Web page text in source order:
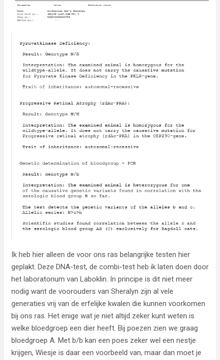
Ik heb hier alleen de voor ons ras belangrijke testen hier
geplakt. Deze DNA-test, de combi-test heb ik laten doen door
het laboratorium van Laboklin. In principe is dit niet meer
nodig want de voorouders van Sheralyn zijn al vele
generaties vrij van de erfelijke kwalen die kunnen voorkomen
bij ons ras. Het enige wat je niet altijd zeker kunt weten is
welke bloedgroep een dier heeft. Bij poezen zien we graag
bloedgroep A. Met b/b kan een poes zeker wel een nestje
krijgen, Wiesje is daar een voorbeeld van, maar dan moet je